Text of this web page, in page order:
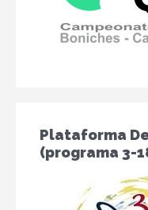
Plataforma
(programa 3-